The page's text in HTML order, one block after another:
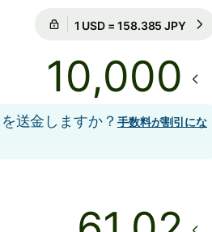
70時間のレート保証
送金しますか？ 手数料が割引にな